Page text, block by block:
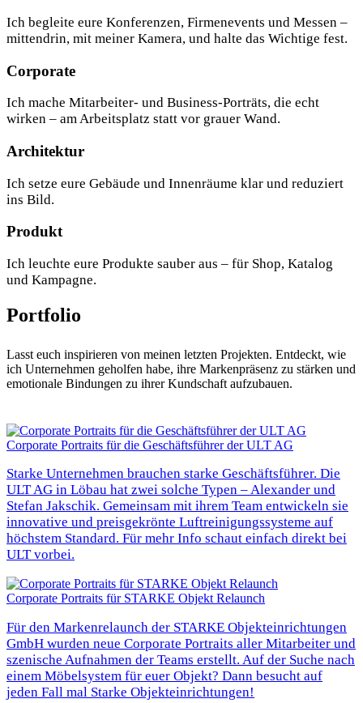
Ich begleite eure Konferenzen, Firmenevents und Messen –
mittendrin, mit meiner Kamera, und halte das Wichtige fest.
Corporate
Ich mache Mitarbeiter- und Business-Porträts, die echt
wirken – am Arbeitsplatz statt vor grauer Wand.
Architektur
Ich setze eure Gebäude und Innenräume klar und reduziert
ins Bild.
Produkt
Ich leuchte eure Produkte sauber aus – für Shop, Katalog
und Kampagne.
Portfolio
Lasst euch inspirieren von meinen letzten Projekten. Entdeckt, wie
ich Unternehmen geholfen habe, ihre Markenpräsenz zu stärken und
emotionale Bindungen zu ihrer Kundschaft aufzubauen.
Corporate Portraits für die Geschäftsführer der ULT AG
Starke Unternehmen brauchen starke Geschäftsführer. Die
ULT AG in Löbau hat zwei solche Typen – Alexander und
Stefan Jakschik. Gemeinsam mit ihrem Team entwickeln sie
innovative und preisgekrönte Luftreinigungssysteme auf
höchstem Standard. Für mehr Info schaut einfach direkt bei
ULT vorbei.
Corporate Portraits für STARKE Objekt Relaunch
Für den Markenrelaunch der STARKE Objekteinrichtungen
GmbH wurden neue Corporate Portraits aller Mitarbeiter und
szenische Aufnahmen der Teams erstellt. Auf der Suche nach
einem Möbelsystem für euer Objekt? Dann besucht auf
jeden Fall mal Starke Objekteinrichtungen!